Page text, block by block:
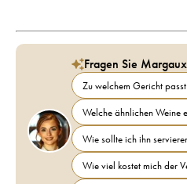
Fragen Sie
Zu welchem Gericht passt
Welche ähnlichen Weine
Wie sollte ich ihn
Wie viel kostet mich der